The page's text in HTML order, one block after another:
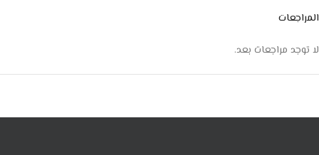
المراجعات
لا توجد مراجعات بعد.